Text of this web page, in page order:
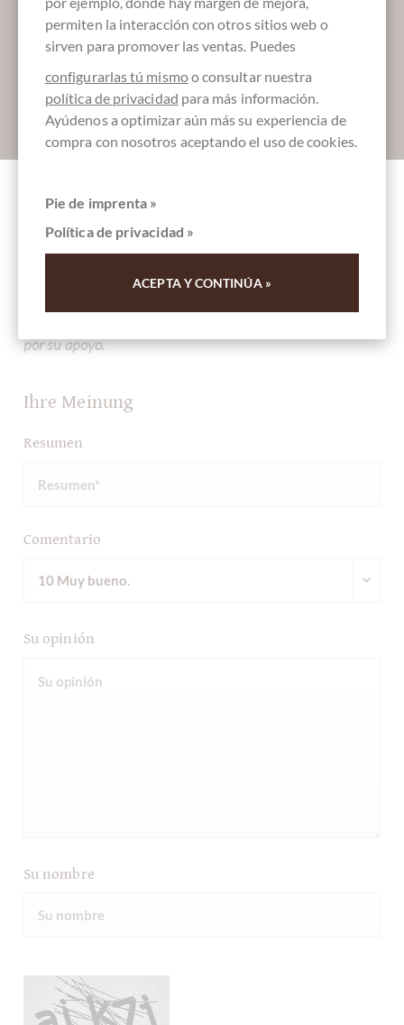
Déjanos endulzar tu bandeja de entrada:
Absenden
Otros clientes evaluados Cannoli di Sicilia
Gianduia - Stück - Teigröllchen mit Gianduia
por su apoyo.
Ihre Meinung
Resumen
Comentario
Su opinión
Su nombre
permiten la interacción con otros sitios web o
sirven para promover las ventas. Puedes
configurarlas tú mismoo consultar nuestra
política de privacidad para más información.
Ayúdenos a optimizar aún más su experiencia de
compra con nosotros aceptando el uso de cookies.
Pie de imprenta »
Política de privacidad »
ACEPTA Y CONTINÚA »